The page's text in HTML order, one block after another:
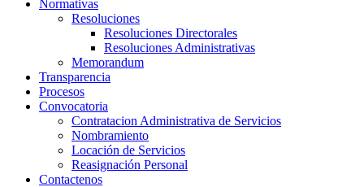
Normativas
Resoluciones
Resoluciones Directorales
Resoluciones Administrativas
Memorandum
Transparencia
Procesos
Convocatoria
Contratacion Administrativa de Servicios
Nombramiento
Locación de Servicios
Reasignación Personal
Contactenos